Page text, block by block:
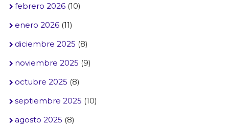
febrero 2026(10)
enero 2026(11)
diciembre 2025 (8)
noviembre 2025 (9)
octubre 2025 (8)
septiembre 2025 (10)
agosto 2025 (8)